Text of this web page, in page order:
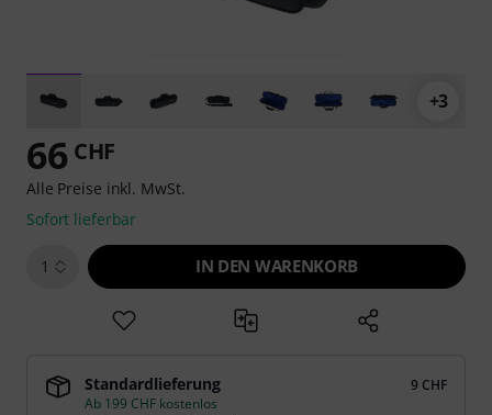
+3
66 CHF
Alle Preise inkl. MwSt.
Sofort lieferbar
1 IN DEN WARENKORB
Standardlieferung
9 CHF
Ab 199 CHF kostenlos